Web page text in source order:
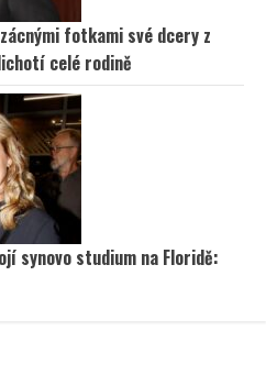
fotkami své dcery z
celé rodině
synovo studium na Floridě: